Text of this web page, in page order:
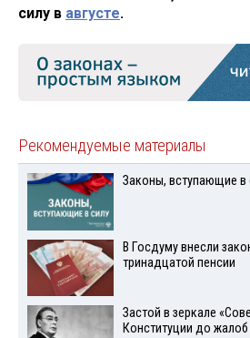
силу в августе.
Рекомендуемые материалы
Законы, вступающие в
В Госдуму внесли
тринадцатой пенсии
Застой в зеркале
Конституции до